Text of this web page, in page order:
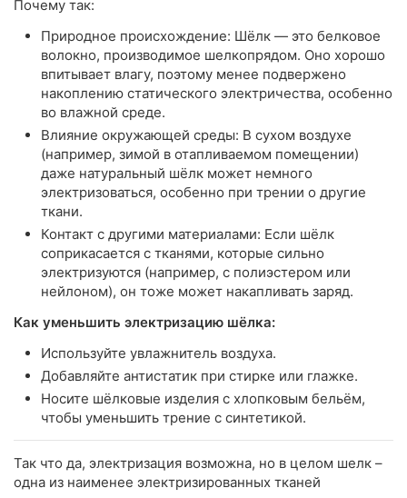
Почему так:
Природное происхождение: Шёлк — это белковое
волокно, производимое шелкопрядом. Оно хорошо
впитывает влагу, поэтому менее подвержено
накоплению статического электричества, особенно
во влажной среде.
Влияние окружающей среды: В сухом воздухе
(например, зимой в отапливаемом помещении)
даже натуральный шёлк может немного
электризоваться, особенно при трении о другие
ткани.
Контакт с другими материалами: Если шёлк
соприкасается с тканями, которые сильно
электризуются (например, с полиэстером или
нейлоном), он тоже может накапливать заряд.
Как уменьшить электризацию шёлка:
Используйте увлажнитель воздуха.
Добавляйте антистатик при стирке или глажке.
Носите шёлковые изделия с хлопковым бельём,
чтобы уменьшить трение с синтетикой.
Так что да, электризация возможна, но в целом шелк –
одна из наименее электризированных тканей